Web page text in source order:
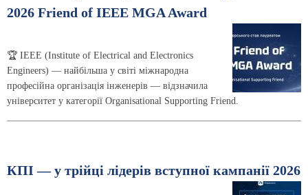
2026 Friend of IEEE MGA Award
🏆 IEEE (Institute of Electrical and Electronics
Engineers) — найбільша у світі міжнародна
професійна організація інженерів — відзначила
університет у категорії Organisational Supporting Friend.
КПІ — у трійці лідерів вступної кампанії 2026